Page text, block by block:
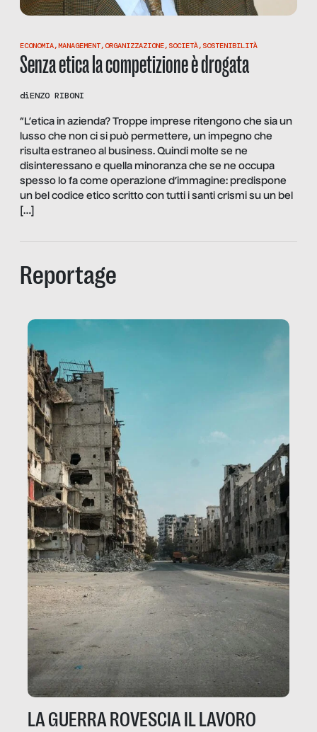
ECONOMIA,MANAGEMENT,ORGANIZZAZIONE, SOCIETÀ, SOSTENIBILITÀ
Senza etica la competizione è drogata
diENZO RIBONI
“L’etica in azienda? Troppe imprese ritengono che sia un
lusso che non ci si può permettere, un impegno che
risulta estraneo al business. Quindi molte se ne
disinteressano e quella minoranza che se ne occupa
spesso lo fa come operazione d’immagine: predispone
un bel codice etico scritto con tutti i santi crismi su un bel
[…]
Reportage
LA GUERRA ROVESCIA IL LAVORO